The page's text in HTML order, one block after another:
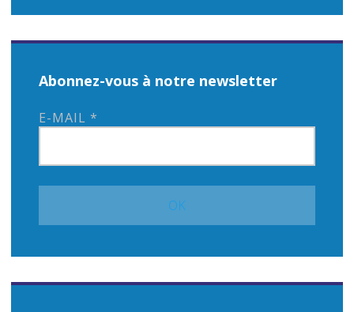
Abonnez-vous à notre newsletter
E-MAIL *